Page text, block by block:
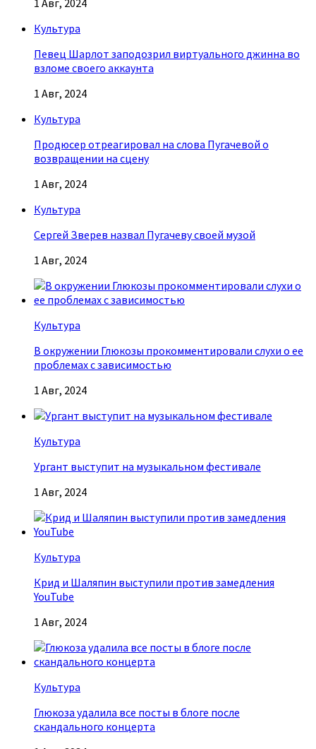
1 Авг, 2024
Культура
Певец Шарлот заподозрил виртуального джинна во
взломе своего аккаунта
1 Авг, 2024
Культура
Продюсер отреагировал на слова Пугачевой о
возвращении на сцену
1 Авг, 2024
Культура
Сергей Зверев назвал Пугачеву своей музой
1 Авг, 2024
Культура
В окружении Глюкозы прокомментировали слухи о ее
проблемах с зависимостью
1 Авг, 2024
Культура
Ургант выступит на музыкальном фестивале
1 Авг, 2024
Культура
Крид и Шаляпин выступили против замедления
YouTube
1 Авг, 2024
Культура
Глюкоза удалила все посты в блоге после
скандального концерта